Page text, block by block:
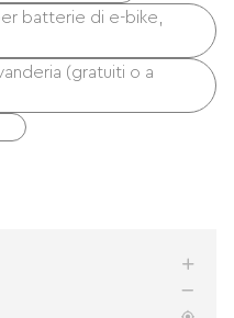
batterie di e-bike,
(gratuiti o a